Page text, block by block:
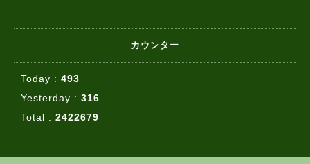
カウンター
Today : 493
Yesterday : 316
Total : 2422679